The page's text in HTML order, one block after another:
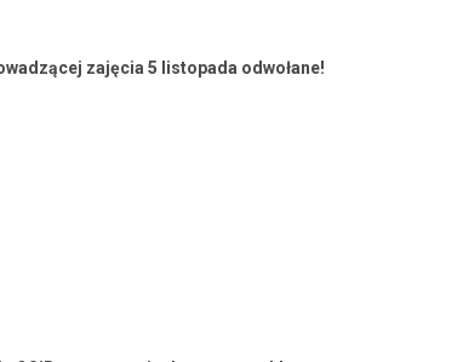
zaję­cia 5 listopa­da odwołane!